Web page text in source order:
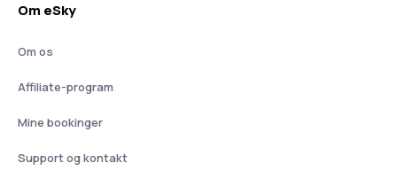
Om eSky
Om os
Affiliate-program
Mine bookinger
Support og kontakt